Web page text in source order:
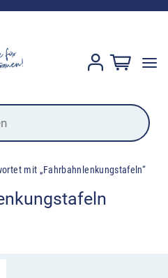
mit „Fahrbahnlenkungstafeln“